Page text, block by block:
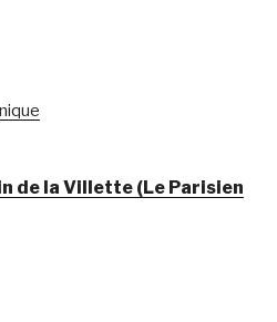
de la Villette (Le Parisien